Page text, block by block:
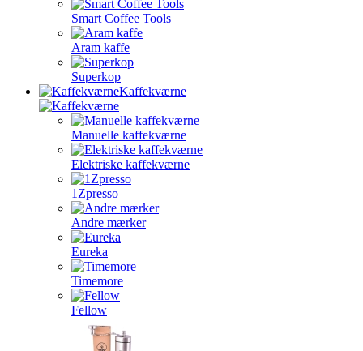
Smart Coffee Tools
Aram kaffe
Superkop
Kaffekværne
Manuelle kaffekværne
Elektriske kaffekværne
1Zpresso
Andre mærker
Eureka
Timemore
Fellow